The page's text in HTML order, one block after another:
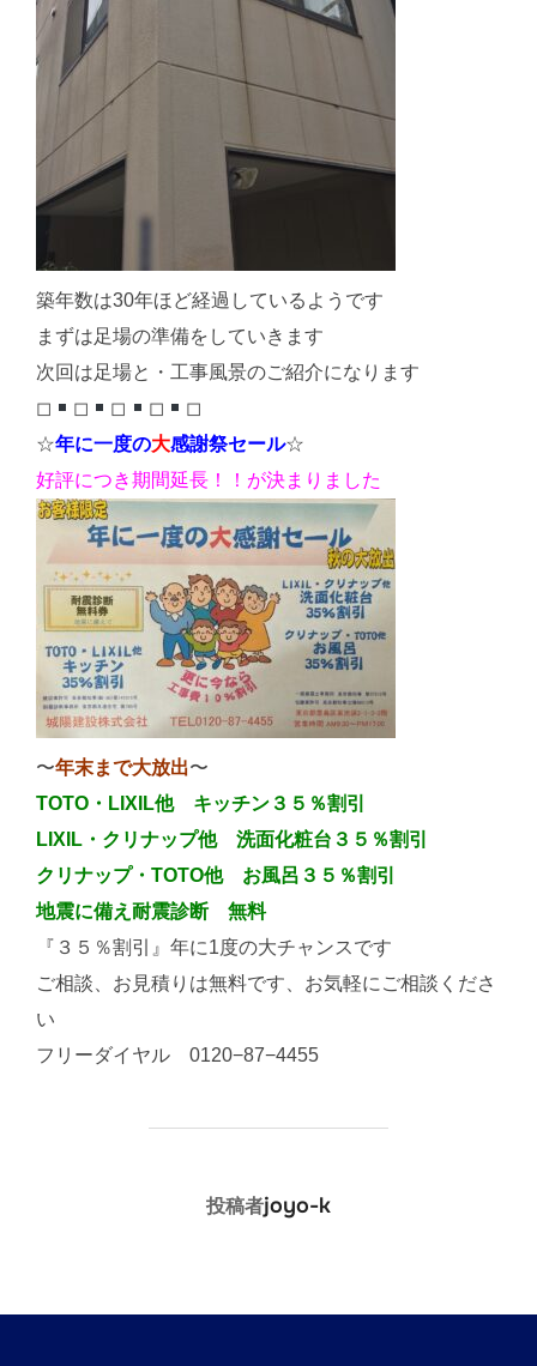
築年数は30年ほど経過しているようです
まずは足場の準備をしていきます
次回は足場と・工事風景のご紹介になります
◻︎
◻︎ ◻︎ ◻︎
◻︎
☆年に一度の大感謝祭セール☆
好評につき期間延長！！が決まりました
〜年末まで大放出〜
TOTO・LIXIL他 キッチン３５％割引
LIXIL・クリナップ他 洗面化粧台３５％割引
クリナップ・TOTO他 お風呂３５％割引
地震に備え耐震診断 無料
『３５％割引』年に1度の大チャンスです
ご相談、お見積りは無料です、お気軽にご相談くださ
い
フリーダイヤル 0120−87−4455
投稿者
投稿者joyo-k